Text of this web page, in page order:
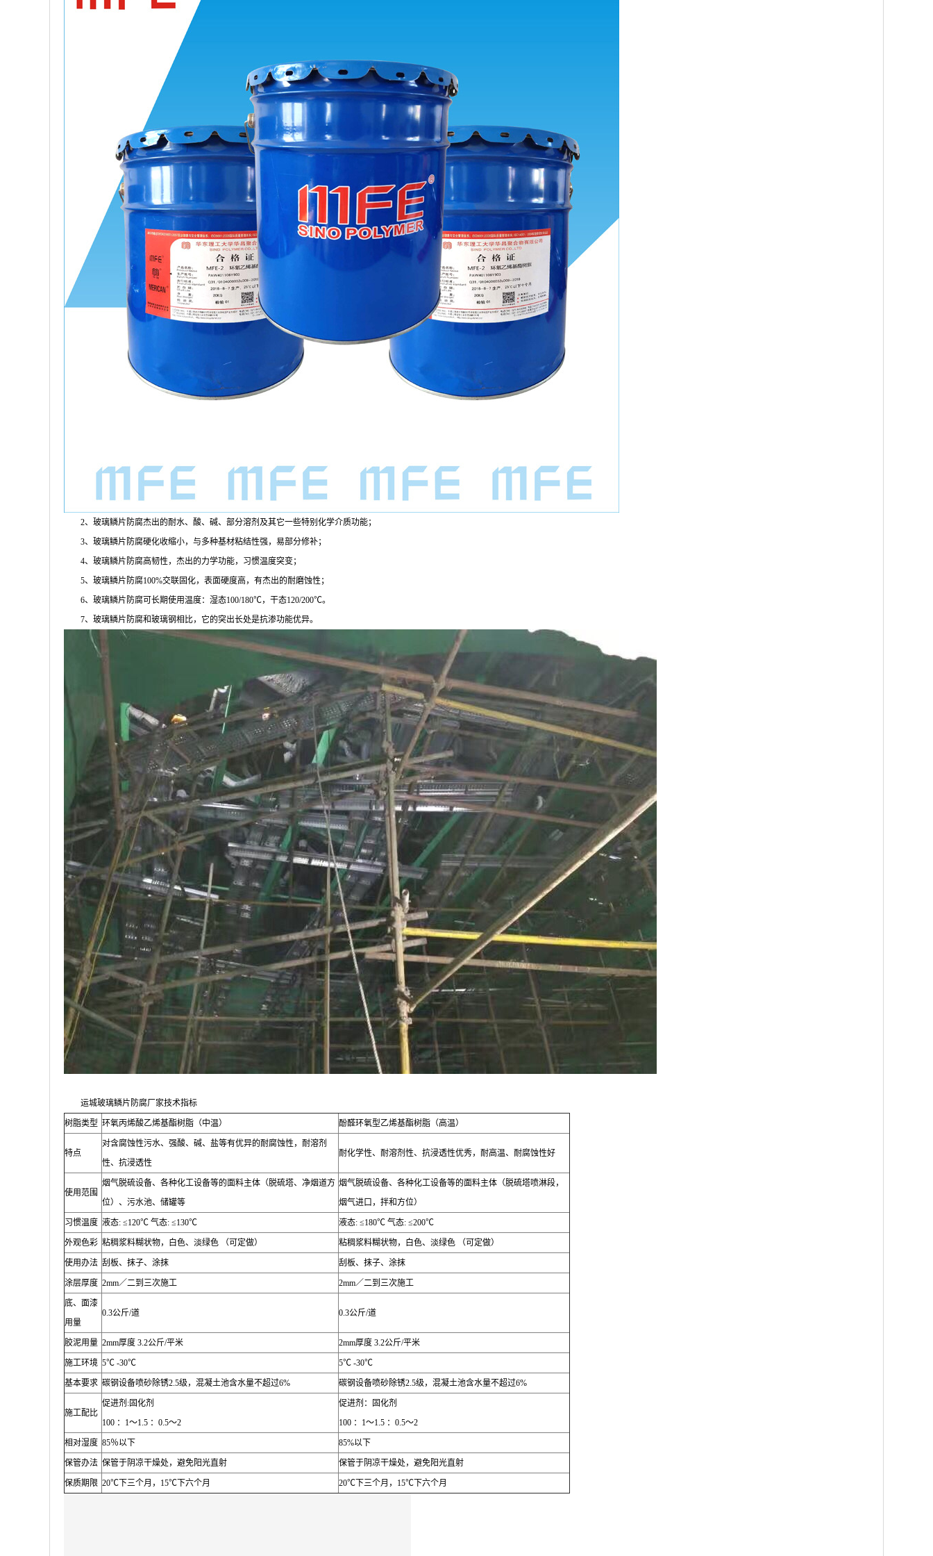
2、玻璃鳞片防腐杰出的耐水、酸、碱、部分溶剂及其它一些特别化学介质功能；
3、玻璃鳞片防腐硬化收缩小，与多种基材粘结性强，易部分修补；
4、玻璃鳞片防腐高韧性，杰出的力学功能，习惯温度突变；
5、玻璃鳞片防腐100%交联固化，表面硬度高，有杰出的耐磨蚀性；
6、玻璃鳞片防腐可长期使用温度：湿态100/180℃，干态120/200℃。
7、 玻璃鳞片防腐和玻璃钢相比，它的突出长处是抗渗功能优异。
运城玻璃鳞片防腐厂家技术指标
树脂类型 环氧丙烯酸乙烯基酯树脂（中温） 酚醛环氧型乙烯基酯树脂（高温）
特点
对含腐蚀性污水、强酸、碱、盐等有优异的耐腐蚀性，耐溶剂
性、抗浸透性
耐化学性、耐溶剂性、抗浸透性优秀，耐高温、耐腐蚀性好
使用范围
烟气脱硫设备、各种化工设备等的面料主体（脱硫塔、净烟道方
位）、污水池、储罐等
烟气脱硫设备、各种化工设备等的面料主体（脱硫塔喷淋段，
烟气进口，拌和方位）
习惯温度 液态: ≤120℃ 气态: ≤130℃ 液态: ≤180℃ 气态: ≤200℃
外观色彩 粘稠浆料糊状物，白色、淡绿色 （可定做） 粘稠浆料糊状物，白色、淡绿色 （可定做）
使用办法 刮板、抹子、涂抹 刮板、抹子、涂抹
涂层厚度 2mm／二到三次施工 2mm／二到三次施工
底、面漆
用量
0.3公斤/道 0.3公斤/道
胶泥用量 2mm厚度 3.2公斤/平米 2mm厚度 3.2公斤/平米
施工环境 5℃ -30℃ 5℃ -30℃
基本要求 碳钢设备喷砂除锈2.5级，混凝土池含水量不超过6% 碳钢设备喷砂除锈2.5级，混凝土池含水量不超过6%
施工配比
促进剂 :固化剂
100 ： 1～1.5 ： 0.5～2
促进剂：固化剂
100 ： 1～1.5 ： 0.5～2
相对湿度 85％以下 85%以下
保管办法 保管于阴凉干燥处，避免阳光直射 保管于阴凉干燥处，避免阳光直射
保质期限 20℃ 下三个月， 15℃ 下六个月 20℃ 下三个月， 15℃ 下六个月